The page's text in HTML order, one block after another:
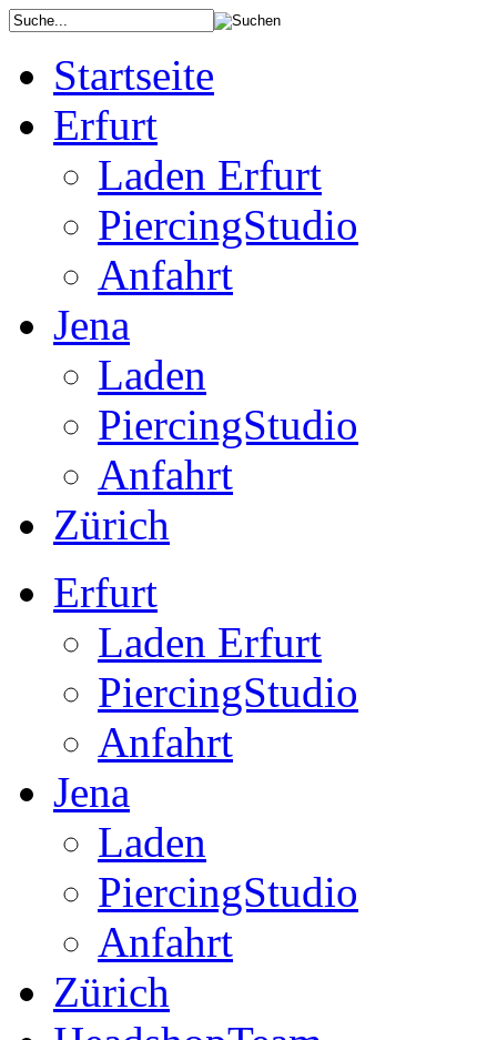
Startseite
Erfurt
Laden Erfurt
PiercingStudio
Anfahrt
Jena
Laden
PiercingStudio
Anfahrt
Zürich
Erfurt
Laden Erfurt
PiercingStudio
Anfahrt
Jena
Laden
PiercingStudio
Anfahrt
Zürich